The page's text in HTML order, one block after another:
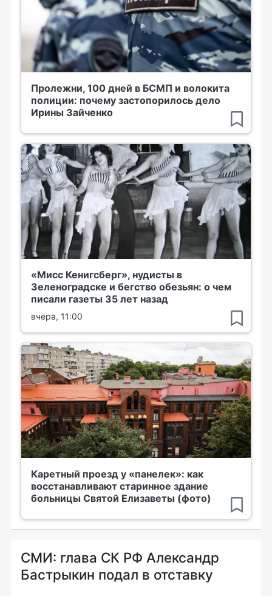
Пролежни, 100 дней в БСМП и волокита
полиции: почему застопорилось дело
Ирины Зайченко
«Мисс Кенигсберг», нудисты в
Зеленоградске и бегство обезьян: о чем
писали газеты 35 лет назад
вчера, 11:00
Каретный проезд у «панелек»: как
восстанавливают старинное здание
больницы Святой Елизаветы (фото)
СМИ: глава СК РФ Александр
Бастрыкин подал в отставку